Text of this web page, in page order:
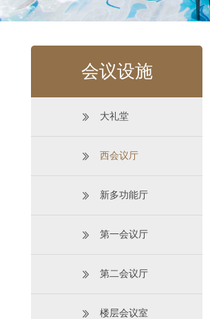
会议设施
大礼堂
西会议厅
新多功能厅
第一会议厅
第二会议厅
楼层会议室